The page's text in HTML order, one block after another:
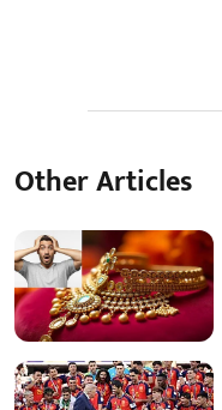
Other Articles